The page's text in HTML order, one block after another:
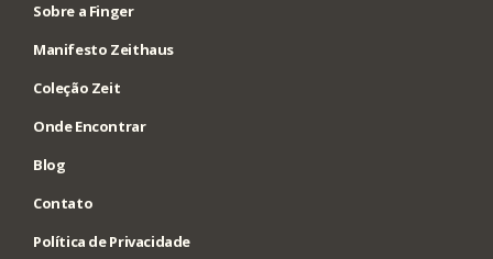
Sobre a Finger
Manifesto Zeithaus
Coleção Zeit
Onde Encontrar
Blog
Contato
Política de Privacidade